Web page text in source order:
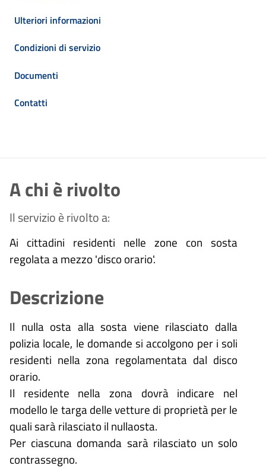
Ulteriori informazioni
Condizioni di servizio
Documenti
Contatti
A chi è rivolto
Il servizio è rivolto a:
Ai cittadini residenti nelle zone con sosta
regolata a mezzo 'disco orario'.
Descrizione
Il nulla osta alla sosta viene rilasciato dalla
polizia locale, le domande si accolgono per i soli
residenti nella zona regolamentata dal disco
orario.
Il residente nella zona dovrà indicare nel
modello le targa delle vetture di proprietà per le
quali sarà rilasciato il nullaosta.
Per ciascuna domanda sarà rilasciato un solo
contrassegno.